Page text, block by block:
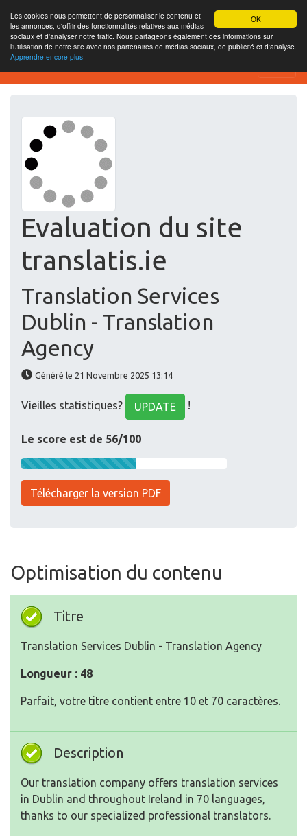
OK
Les cookies nous permettent de personnaliser le contenu et
les annonces, d'offrir des fonctionnalités relatives aux médias
sociaux et d'analyser notre trafic. Nous partageons également des informations sur
l'utilisation de notre site avec nos partenaires de médias sociaux, de publicité et d'analyse.
Apprendre encore plus
Free SEO Testing Tool
Evaluation du site
translatis.ie
Translation Services
Dublin - Translation
Agency
Généré le 21 Novembre 2025 13:14
Vieilles statistiques? UPDATE !
Le score est de 56/100
Télécharger la version PDF
Optimisation du contenu
Titre
Translation Services Dublin - Translation Agency
Longueur : 48
Parfait, votre titre contient entre 10 et 70 caractères.
Description
Our translation company offers translation services
in Dublin and throughout Ireland in 70 languages,
thanks to our specialized professional translators.